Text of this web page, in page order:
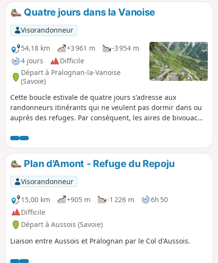
Quatre jours dans la Vanoise
Visorandonneur
54,18 km
+3 961 m
-3 954 m
4 jours
Difficile
Départ à Pralognan-la-Vanoise
(Savoie)
Cette boucle estivale de quatre jours s'adresse aux
randonneurs itinérants qui ne veulent pas dormir dans ou
auprès des refuges. Par conséquent, les aires de bivouac
la Réserve Naturelle du Plan de Tuéda.
Plan d'Amont - Refuge du Repoju
Visorandonneur
15,00 km
+905 m -1 226 m
6h 50
Difficile
Départ à Aussois (Savoie)
Liaison entre Aussois et Pralognan par le Col d'Aussois.